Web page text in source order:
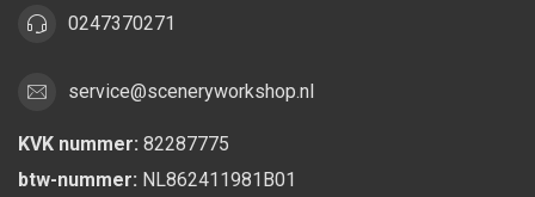
0247370271
service@sceneryworkshop.nl
KVK nummer: 82287775
btw-nummer: NL862411981B01